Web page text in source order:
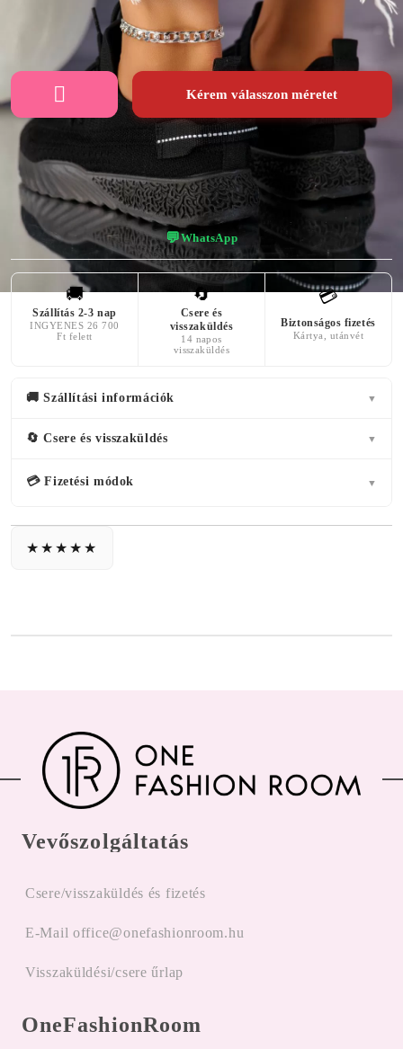
Textil Anyag
MAGASSÁGA
Kérem válasszon méretet
👠 Virtuális próba — nézd meg, hogy áll!
💬WhatsApp
🚚
Szállítás 2-3 nap
INGYENES 26 700
Ft felett
🔄
Csere és
visszaküldés
14 napos
visszaküldés
💳
Biztonságos fizetés
Kártya, utánvét
🚚 Szállítási információk ▼
🔄 Csere és visszaküldés ▼
💳 Fizetési módok ▼
Vevőszolgáltatás
Csere/visszaküldés és fizetés
E-Mail office@onefashionroom.hu
Visszaküldési/csere űrlap
OneFashionRoom